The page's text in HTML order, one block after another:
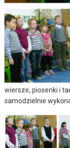
wiersze, piosenki i
samodzielnie